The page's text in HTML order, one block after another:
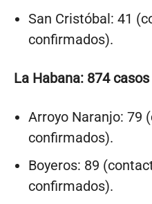
San Cristóbal: 41
confirmados).
La Habana: 874 casos
Arroyo Naranjo: 79
confirmados).
Boyeros: 89
confirmados).